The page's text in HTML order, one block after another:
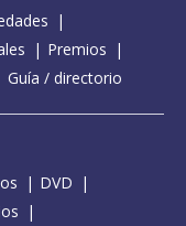
Premios
Guía / directorio
DVD